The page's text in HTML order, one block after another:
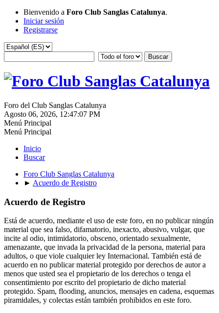
Bienvenido a Foro Club Sanglas Catalunya.
Iniciar sesión
Registrarse
Foro del Club Sanglas Catalunya
Agosto 06, 2026, 12:47:07 PM
Menú Principal
Menú Principal
Inicio
Buscar
Foro Club Sanglas Catalunya
► Acuerdo de Registro
Acuerdo de Registro
Está de acuerdo, mediante el uso de este foro, en no publicar ningún
material que sea falso, difamatorio, inexacto, abusivo, vulgar, que
incite al odio, intimidatorio, obsceno, orientado sexualmente,
amenazante, que invada la privacidad de la persona, material para
adultos, o que viole cualquier ley Internacional. También está de
acuerdo en no publicar material protegido por derechos de autor a
menos que usted sea el propietario de los derechos o tenga el
consentimiento por escrito del propietario de dicho material
protegido. Spam, flooding, anuncios, mensajes en cadena, esquemas
piramidales, y colectas están también prohibidos en este foro.